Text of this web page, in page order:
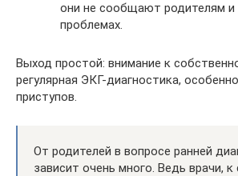
они не сообщают родителям и
проблемах.
Выход простой: внимание к
регулярная ЭКГ-диагностика,
приступов.
От родителей в вопросе ранней
зависит очень много. Ведь врачи,